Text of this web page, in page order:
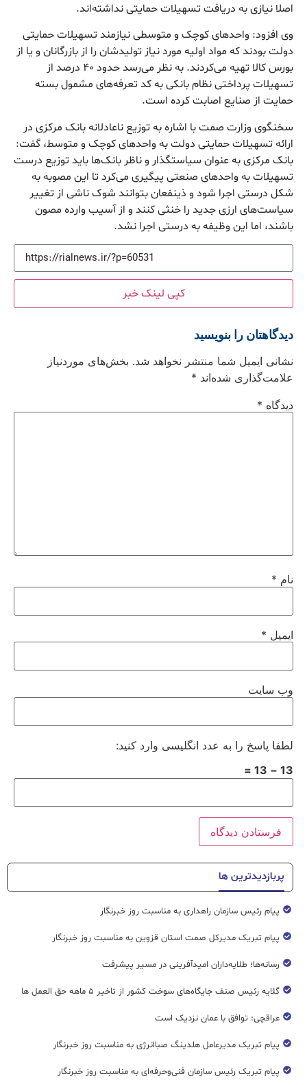
اصلا نیازی به دریافت تسهیلات حمایتی نداشته‌اند.
وی افزود: واحدهای کوچک و متوسطی نیازمند تسهیلات حمایتی
دولت بودند که مواد اولیه مورد نیاز تولیدشان را از بازرگانان و یا از
بورس کالا تهیه می‌کردند. به نظر می‌رسد حدود ۴۰ درصد از
تسهیلات پرداختی نظام بانکی به کد تعرفه‌های مشمول بسته
حمایت از صنایع اصابت کرده است.
سخنگوی وزارت صمت با اشاره به توزیع ناعادلانه بانک مرکزی در
ارائه تسهیلات حمایتی دولت به واحدهای کوچک و متوسط، گفت:
بانک مرکزی به عنوان سیاستگذار و ناظر بانک‌ها باید توزیع درست
تسهیلات به واحدهای صنعتی پیگیری می‌کرد تا این مصوبه به
شکل درستی اجرا شود و ذینفعان بتوانند شوک ناشی از تغییر
سیاست‌های ارزی جدید را خنثی کنند و از آسیب وارده مصون
باشند، اما این وظیفه به درستی اجرا نشد.
کپی لینک خبر
دیدگاهتان را بنویسید
نشانی ایمیل شما منتشر نخواهد شد. بخش‌های موردنیاز
علامت‌گذاری شده‌اند *
دیدگاه *
نام *
ایمیل *
وب‌ سایت
لطفا پاسخ را به عدد انگلیسی وارد کنید:
13 − 13 =
پربازدیدترین ها
پیام رئیس سازمان راهداری به مناسبت روز خبرنگار
پیام تبریک مدیرکل صمت استان قزوین به مناسبت روز خبرنگار
رسانه‌ها؛ طلایه‌داران امیدآفرینی در مسیر پیشرفت
گلایه رئیس صنف جایگاه‌های سوخت کشور از تاخیر ۵ ماهه حق العمل ها
عراقچی: توافق با عمان نزدیک است
پیام تبریک مدیرعامل هلدینگ صباانرژی به مناسبت روز خبرنگار
پیام تبریک رئیس سازمان فنی‌و‌حرفه‌ای به مناسبت روز خبرنگار